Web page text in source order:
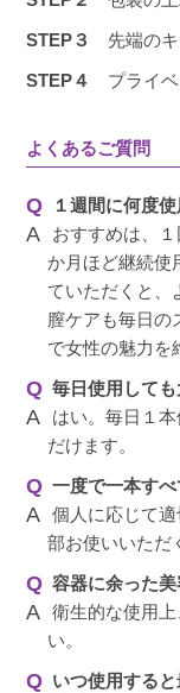
STEP３
先端のキ
STEP４
プライベ
よくあるご質問
１週間に何度
おすすめは、
か月ほど継続使
ていただくと、
膣ケアも毎日の
で女性の魅力を
毎日使用して
はい。毎日１
だけます。
一度で一本す
個人に応じて
部お使いいただ
容器に余った
衛生的な使用
い。
いつ使用する